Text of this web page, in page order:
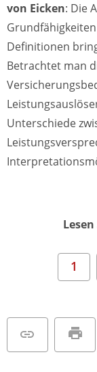
von Eicken: Die
Definitionen
Betrachtet man
Unterschiede
1